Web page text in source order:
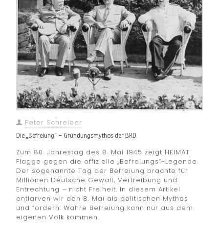
Peter Schreiber
Die „Befreiung“ – Gründungsmythos der BRD
Zum 80. Jahrestag des 8. Mai 1945 zeigt HEIMAT
Flagge gegen die offizielle „Befreiungs“-Legende.
Der sogenannte Tag der Befreiung brachte für
Millionen Deutsche Gewalt, Vertreibung und
Entrechtung – nicht Freiheit. In diesem Artikel
entlarven wir den 8. Mai als politischen Mythos
und fordern: Wahre Befreiung kann nur aus dem
eigenen Volk kommen.